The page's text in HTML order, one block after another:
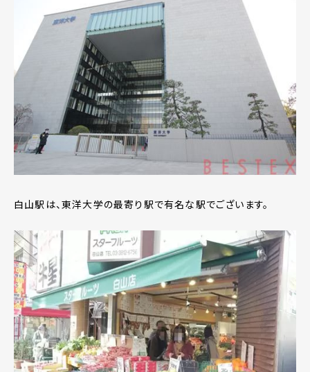
白山駅は、東洋大学の最寄り駅で有名な駅でございます。